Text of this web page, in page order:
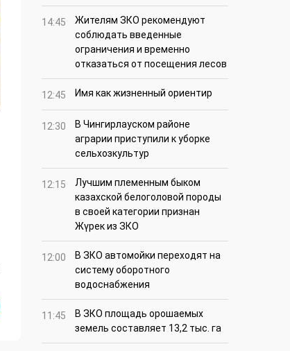
14:45
Жителям ЗКО рекомендуют
соблюдать введенные
ограничения и временно
отказаться от посещения лесов
12:45 Имя как жизненный ориентир
12:30
В Чингирлауском районе
аграрии приступили к уборке
сельхозкультур
12:15
Лучшим племенным быком
казахской белоголовой породы
в своей категории признан
Жүрек из ЗКО
12:00
В ЗКО автомойки переходят на
систему оборотного
водоснабжения
11:45
В ЗКО площадь орошаемых
земель составляет 13,2 тыс. га